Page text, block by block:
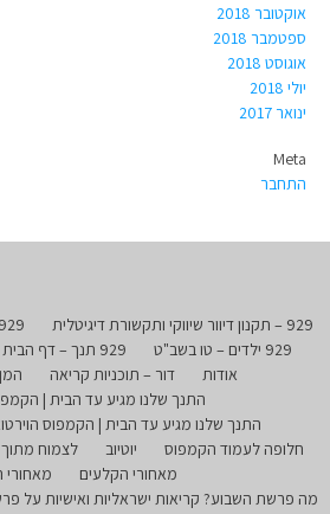
אוקטובר 2018
ספטמבר 2018
אוגוסט 2018
יולי 2018
ינואר 2017
Meta
התחבר
929 – תקנון דיוור שיווקי ותקשורת דיגיטלית 929 ילדים
929 ילדים – טו בשב"ט
929 תנך – דף הבית
אודות
דור – תוכניות קריאה
התנך שלנו מגיע עד הבית |
התנך שלנו מגיע עד הבית | הקמפוס
חלופה לעמוד הקמפוס
יוטיוב לצמוח
מאחורי הקלעים
מאחורי
מה פרשת השבוע? קריאות ישראליות ואישיות על